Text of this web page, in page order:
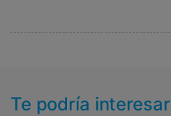
Te podría interesar